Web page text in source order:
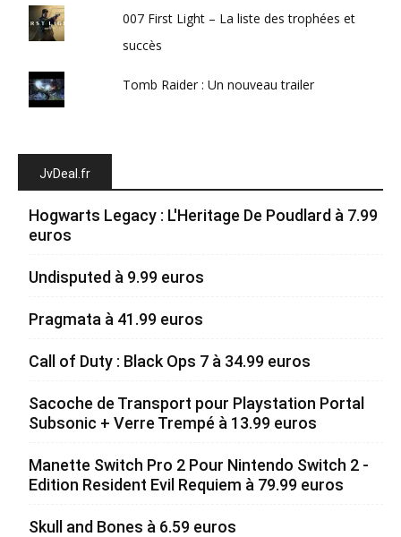
007 First Light – La liste des trophées et
succès
Tomb Raider : Un nouveau trailer
JvDeal.fr
Hogwarts Legacy : L'Heritage De Poudlard à 7.99
euros
Undisputed à 9.99 euros
Pragmata à 41.99 euros
Call of Duty : Black Ops 7 à 34.99 euros
Sacoche de Transport pour Playstation Portal
Subsonic + Verre Trempé à 13.99 euros
Manette Switch Pro 2 Pour Nintendo Switch 2 -
Edition Resident Evil Requiem à 79.99 euros
Skull and Bones à 6.59 euros